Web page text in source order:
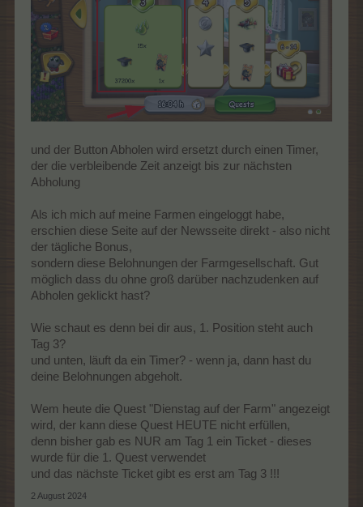
und der Button Abholen wird ersetzt durch einen Timer,
der die verbleibende Zeit anzeigt bis zur nächsten
Abholung
Als ich mich auf meine Farmen eingeloggt habe,
erschien diese Seite auf der Newsseite direkt - also nicht
der tägliche Bonus,
sondern diese Belohnungen der Farmgesellschaft. Gut
möglich dass du ohne groß darüber nachzudenken auf
Abholen geklickt hast?
Wie schaut es denn bei dir aus, 1. Position steht auch
Tag 3?
und unten, läuft da ein Timer? - wenn ja, dann hast du
deine Belohnungen abgeholt.
Wem heute die Quest "Dienstag auf der Farm" angezeigt
wird, der kann diese Quest HEUTE nicht erfüllen,
denn bisher gab es NUR am Tag 1 ein Ticket - dieses
wurde für die 1. Quest verwendet
und das nächste Ticket gibt es erst am Tag 3 !!!
2 August 2024